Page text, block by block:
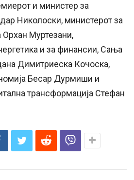
и министер за
Николоски, министерот за
Муртезани,
и за финансии, Сања
Димитриеска Кочоска,
Бесар Дурмиши и
трансформација Стефан